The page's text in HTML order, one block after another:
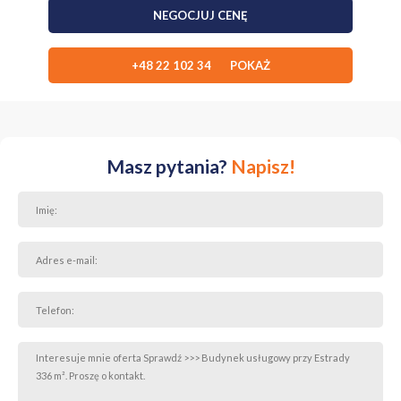
Standard i instalacje
Budynek wyposażony jest w:
otoczeniu zabudowy mieszkaniowej oraz licznych punktów
handlowo-usługowych. W pobliżu znajdują się:
duże zaplecze parkingowe dla klientów i pracowników.
Lokalizacja zapewnia bardzo dobrą dostępność komunikacyjną oraz
Warunki najmu
Czynsz najmu: 20 000 zł
NEGOCJUJ CENĘ
+48 22 102 34 POKAŻ
Masz pytania? Napisz!